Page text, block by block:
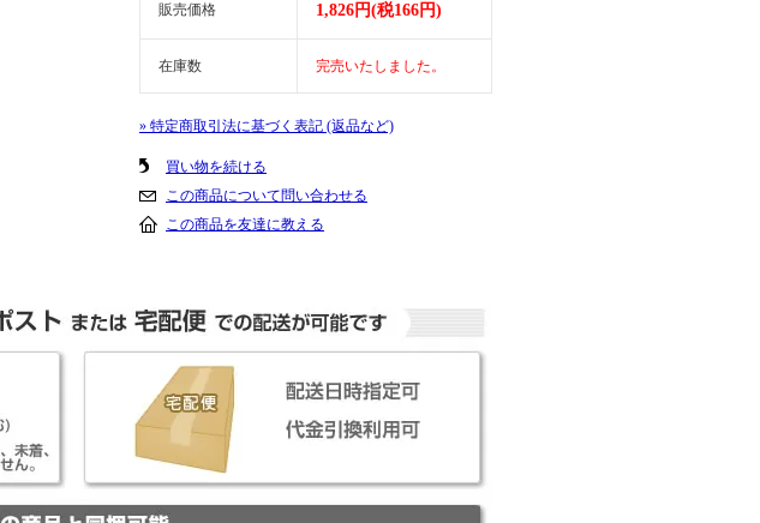
販売価格 1,826円(税166円)
在庫数 完売いたしました。
» 特定商取引法に基づく表記 (返品など)
買い物を続ける
この商品について問い合わせる
この商品を友達に教える